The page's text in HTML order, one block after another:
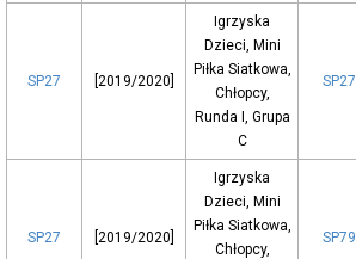
SP27 [2019/2020]
Igrzyska
Dzieci, Mini
Piłka Siatkowa,
Chłopcy,
Runda I, Grupa
C
SP27
SP27 [2019/2020]
Igrzyska
Dzieci, Mini
Piłka Siatkowa,
Chłopcy,
SP79